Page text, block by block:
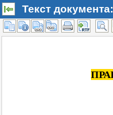
Текст документа: